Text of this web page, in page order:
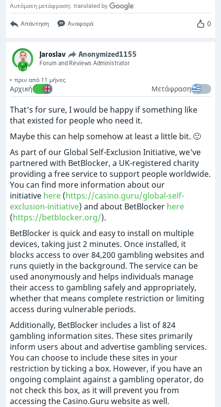
Αυτόματη μετάφραση:
Απάντηση Αναφορά 0
Jaroslav Anonymized1155
Forum and Reviews Administrator
πριν από 11 μήνες
Αρχική Μετάφραση
That's for sure, I would be happy if something like
that existed for people who need it.
Maybe this can help somehow at least a little bit. 🙂
As part of our Global Self-Exclusion Initiative, we've
partnered with BetBlocker, a UK-registered charity
providing a free service to support people worldwide.
You can find more information about our
initiative here (https://casino.guru/global-self-
exclusion-initiative) and about BetBlocker here
(https://betblocker.org/).
BetBlocker is quick and easy to install on multiple
devices, taking just 2 minutes. Once installed, it
blocks access to over 84,200 gambling websites and
runs quietly in the background. The service can be
used anonymously and helps individuals manage
their access to gambling safely and appropriately,
whether that means complete restriction or limiting
access during vulnerable periods.
Additionally, BetBlocker includes a list of 824
gambling information sites. These sites primarily
inform users about and advertise gambling services.
You can choose to include these sites in your
restriction by ticking a box. However, if you have an
ongoing complaint against a gambling operator, do
not check this box, as it will prevent you from
accessing the Casino.Guru website as well.